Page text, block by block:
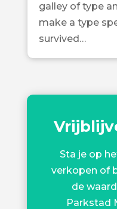
galley of type
make a type
survived…
Sta je op
verkopen of
de
Parkstad